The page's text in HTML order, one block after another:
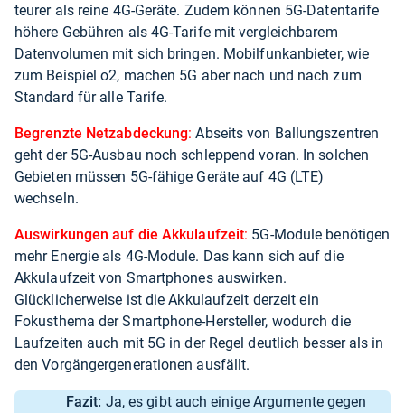
teurer als reine 4G-Geräte. Zudem können 5G-Datentarife
höhere Gebühren als 4G-Tarife mit vergleichbarem
Datenvolumen mit sich bringen. Mobilfunkanbieter, wie
zum Beispiel o2, machen 5G aber nach und nach zum
Standard für alle Tarife.
Begrenzte Netzabdeckung: Abseits von Ballungszentren
geht der 5G-Ausbau noch schleppend voran. In solchen
Gebieten müssen 5G-fähige Geräte auf 4G (LTE)
wechseln.
Auswirkungen auf die Akkulaufzeit: 5G-Module benötigen
mehr Energie als 4G-Module. Das kann sich auf die
Akkulaufzeit von Smartphones auswirken.
Glücklicherweise ist die Akkulaufzeit derzeit ein
Fokusthema der Smartphone-Hersteller, wodurch die
Laufzeiten auch mit 5G in der Regel deutlich besser als in
den Vorgängergenerationen ausfällt.
Fazit: Ja, es gibt auch einige Argumente gegen